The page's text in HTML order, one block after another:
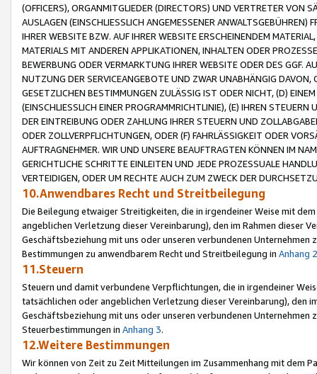
(OFFICERS), ORGANMITGLIEDER (DIRECTORS) UND VERTRETER VON
AUSLAGEN (EINSCHLIESSLICH ANGEMESSENER
IHRER WEBSITE BZW. AUF IHRER WEBSITE ERSCHEINENDEM
MATERIALS MIT ANDEREN APPLIKATIONEN, INHALTEN ODER
BEWERBUNG ODER VERMARKTUNG IHRER WEBSITE ODER DES GGF.
NUTZUNG DER SERVICEANGEBOTE UND ZWAR UNABHÄNGIG
GESETZLICHEN BESTIMMUNGEN ZULÄSSIG IST ODER NICHT, (D)
(EINSCHLIESSLICH EINER PROGRAMMRICHTLINIE), (E) IHREN
DER EINTREIBUNG ODER ZAHLUNG IHRER STEUERN UND
ODER ZOLLVERPFLICHTUNGEN, ODER (F) FAHRLÄSSIGKEIT ODER
AUFTRAGNEHMER. WIR UND UNSERE BEAUFTRAGTEN KÖNNEN IM
GERICHTLICHE SCHRITTE EINLEITEN UND JEDE PROZESSUALE
VERTEIDIGEN, ODER UM RECHTE AUCH ZUM ZWECK DER
10.Anwendbares Recht und Streitbeilegung
Die Beilegung etwaiger Streitigkeiten, die in irgendeiner Weise mit
angeblichen Verletzung dieser Vereinbarung), den im Rahmen dieser
Geschäftsbeziehung mit uns oder unseren verbundenen
Bestimmungen zu anwendbarem Recht und Streitbeilegung in Anhang 2
11.Steuern
Steuern und damit verbundene Verpflichtungen, die in irgendeiner
tatsächlichen oder angeblichen Verletzung dieser Vereinbarung), den
Geschäftsbeziehung mit uns oder unseren verbundenen
Steuerbestimmungen in Anhang 3.
12.Weitere Bestimmungen
Wir können von Zeit zu Zeit Mitteilungen im Zusammenhang mit dem